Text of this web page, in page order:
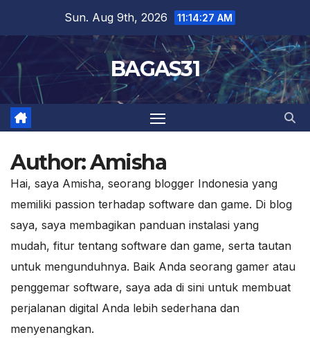
content
Sun. Aug 9th, 2026 11:14:28 AM
BAGAS31
Author:Amisha
Hai, saya Amisha, seorang blogger Indonesia yang
memiliki passion terhadap software dan game. Di blog
saya, saya membagikan panduan instalasi yang
mudah, fitur tentang software dan game, serta tautan
untuk mengunduhnya. Baik Anda seorang gamer atau
penggemar software, saya ada di sini untuk membuat
perjalanan digital Anda lebih sederhana dan
menyenangkan.